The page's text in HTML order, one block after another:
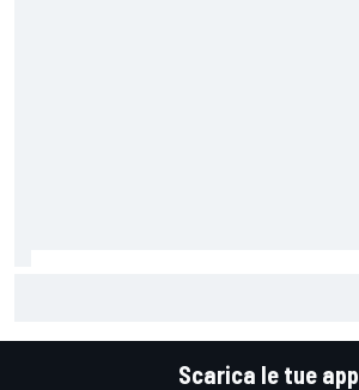
Scarica le tue app